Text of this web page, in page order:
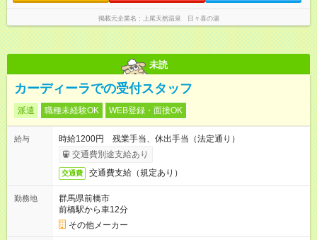
掲載元企業名 上尾天然温泉 日々喜の湯
未読
カーディーラでの受付スタッフ
派遣 職種未経験OK WEB登録・面接OK
給与
時給1200円 残業手当、休出手当（法定通り）
交通費別途支給あり
交通費 交通費支給（規定あり）
勤務地
群馬県前橋市
前橋駅から車12分
その他メーカー